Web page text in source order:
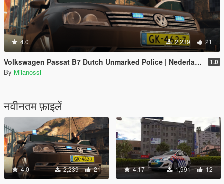
4.0 2,239 21
Volkswagen Passat B7 Dutch Unmarked Police | Nederlandse Politie // DSI // AT // Arrestatieteam // Verkeershandhaving // Recherche 1.0
By Milanossi
नवीनतम फ़ाइलें
4.0 2,239 21 4.17 1,991 12